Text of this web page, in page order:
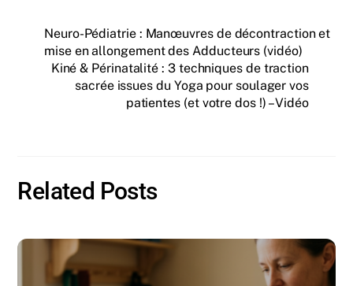
Neuro-Pédiatrie : Manœuvres de décontraction et
mise en allongement des Adducteurs (vidéo)
Kiné & Périnatalité : 3 techniques de traction
sacrée issues du Yoga pour soulager vos
patientes (et votre dos !) – Vidéo
Related Posts